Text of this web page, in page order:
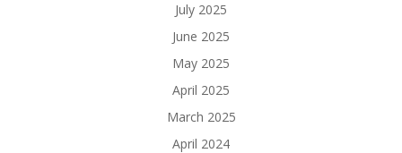
July 2025
June 2025
May 2025
April 2025
March 2025
April 2024